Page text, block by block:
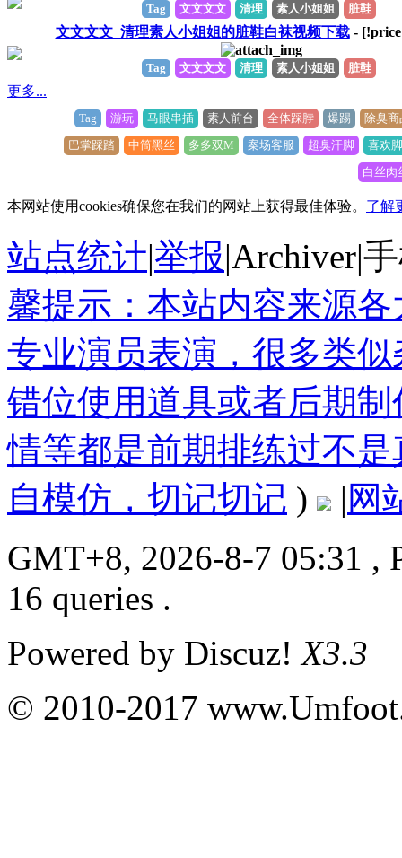
Tag 文文文文 清理 素人小姐姐 脏鞋
文文文文_清理素人小姐姐的脏鞋白袜视频下载-
Tag 文文文文 清理 素人小姐姐 脏鞋
更多...
Tag 游玩 马眼串插 素人前台 全体踩脖 爆踢
除臭商
巴掌踩踏
中筒黑丝 多多双M 案场客服 超臭汗脚
喜欢脚
白丝肉
本网站使用cookies确保您在我们的网站上获得最佳体验。 了解
站点统计|举报|Archiver|
馨提示：本站内容来源
专业演员表演，很多类
错位使用道具或者后期
情等都是前期排练过不
自模仿，切记切记 ) | 网
GMT+8, 2026-8-7 05:31 ,
16 queries .
Powered by Discuz! X3.3
© 2010-2017